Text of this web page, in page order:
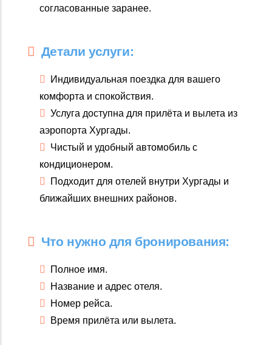
согласованные заранее.
Детали услуги:
Индивидуальная поездка для вашего
комфорта и спокойствия.
Услуга доступна для прилёта и вылета из
аэропорта Хургады.
Чистый и удобный автомобиль с
кондиционером.
Подходит для отелей внутри Хургады и
ближайших внешних районов.
Что нужно для бронирования:
Полное имя.
Название и адрес отеля.
Номер рейса.
Время прилёта или вылета.